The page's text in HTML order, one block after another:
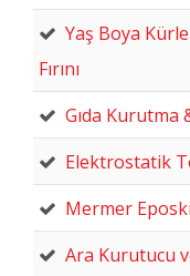
Yaş Boya
Fırını
Gıda Kurutma
Elektrostatik
Mermer Eposki
Ara Kurutucu